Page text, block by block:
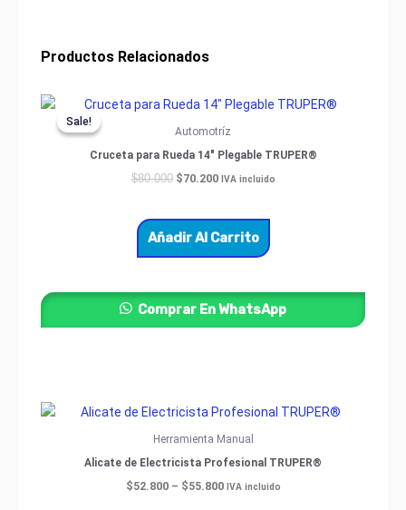
Productos Relacionados
Sale!
Sale!
Automotríz
Cruceta para Rueda 14″ Plegable TRUPER®
$80.000
Original
was:
$70.200
Current
price
is:
IVA incluido
Añadir Al Carrito
Comprar En WhatsApp
Herramienta Manual
Alicate de Electricista Profesional TRUPER®
$52.800 – $55.800
Price
$52.800
$55.800
IVA incluido
Este